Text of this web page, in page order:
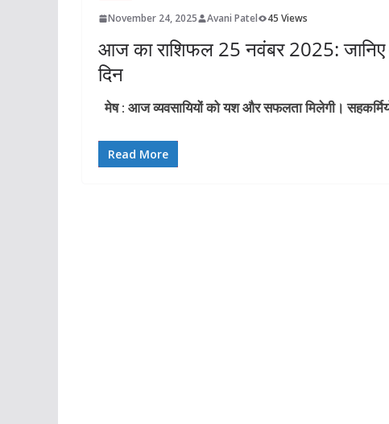
November 24, 2025 Avani Patel 45 Views
आज का राशिफल 25 नवंबर 2025: जानिए
दिन
मेष : आज व्यवसायियों को यश और सफलता मिलेगी।
Read More